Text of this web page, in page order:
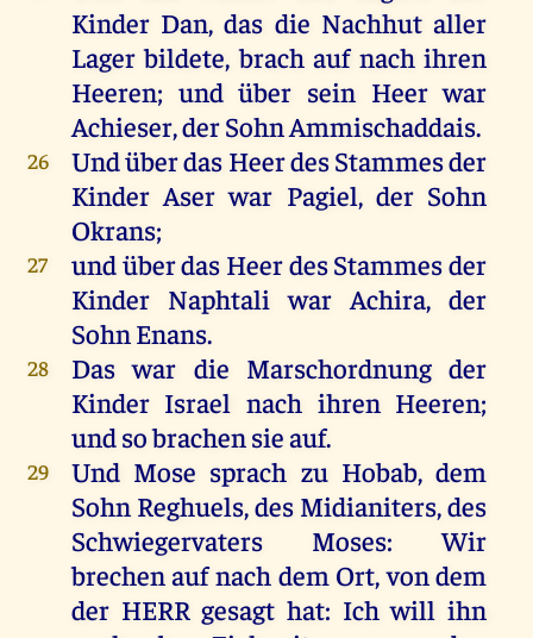
Kinder Dan,das die Nachhutaller
Lagerbildete,brach auf nach ihren
Heeren; und über sein Heer war
Achieser,derSohnAmmischaddais.
26 Undüberdas HeerdesStammesder
KinderAserwar Pagiel, der Sohn
Okrans;
27 undüberdas HeerdesStammesder
KinderNaphtaliwar Achira,der
SohnEnans.
28 Das war die Marschordnungder
Kinder Israel nach ihren Heeren;
undsobrachensieauf.
29 Und Mose sprach zu Hobab,dem
SohnReghuels,des Midianiters,des
Schwiegervaters
Moses:Wir
brechenaufnach dem Ort,vondem
der HERR gesagt hat: Ich will ihn